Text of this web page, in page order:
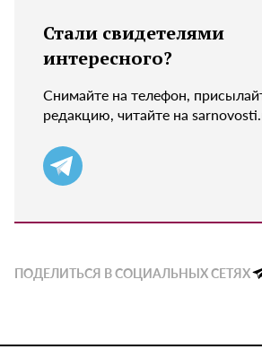
Стали свидетелями
интересного?
Снимайте на телефон,
редакцию, читайте на
ПОДЕЛИТЬСЯ В СОЦИАЛЬНЫХ СЕТЯХ